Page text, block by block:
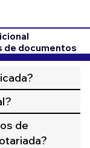
de documentos
de